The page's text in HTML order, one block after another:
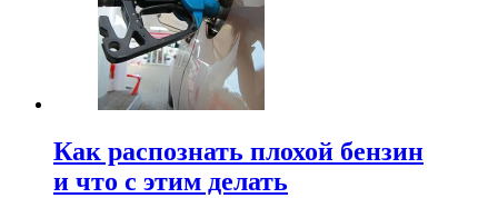
Как распознать плохой бензин
и что с этим делать